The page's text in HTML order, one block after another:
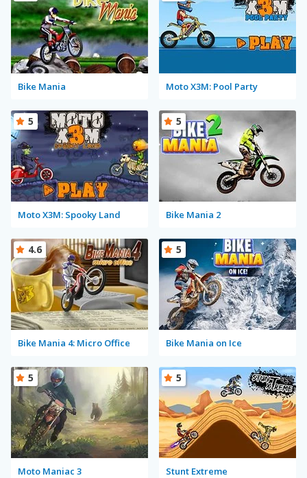
Bike Mania Moto X3M: Pool Party
Moto X3M: Spooky Land
5
Bike Mania 2
5
Bike Mania 4: Micro Office
4.6
Bike Mania on Ice
5
Moto Maniac 3
5
Stunt Extreme
5